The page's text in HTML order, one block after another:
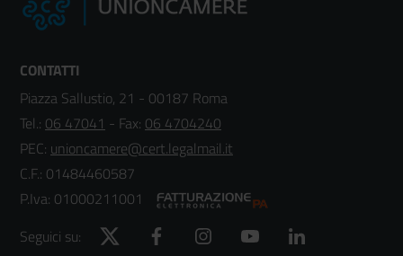
CONTATTI
Piazza Sallustio, 21 - 00187 Roma
Tel.: 06 47041 - Fax: 06 4704240
PEC: unioncamere@cert.legalmail.it
C.F.: 01484460587
P.Iva: 01000211001
Seguici su:
Twitter Facebook Instagram YouTube